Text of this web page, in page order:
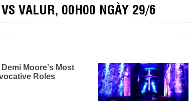
VALUR, 00H00 NGÀY 29/6